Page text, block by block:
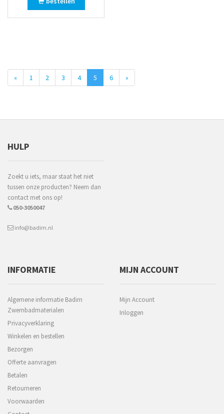
« 1 2 3 4 5 6 »
HULP
Zoekt u iets, maar staat het niet
tussen onze producten? Neem dan
contact met ons op!
050-3050047
info@badim.nl
INFORMATIE
Algemene informatie Badim
Zwembadmaterialen
Privacyverklaring
Winkelen en bestellen
Bezorgen
Offerte aanvragen
Betalen
Retourneren
Voorwaarden
MIJN ACCOUNT
Mijn Account
Inloggen